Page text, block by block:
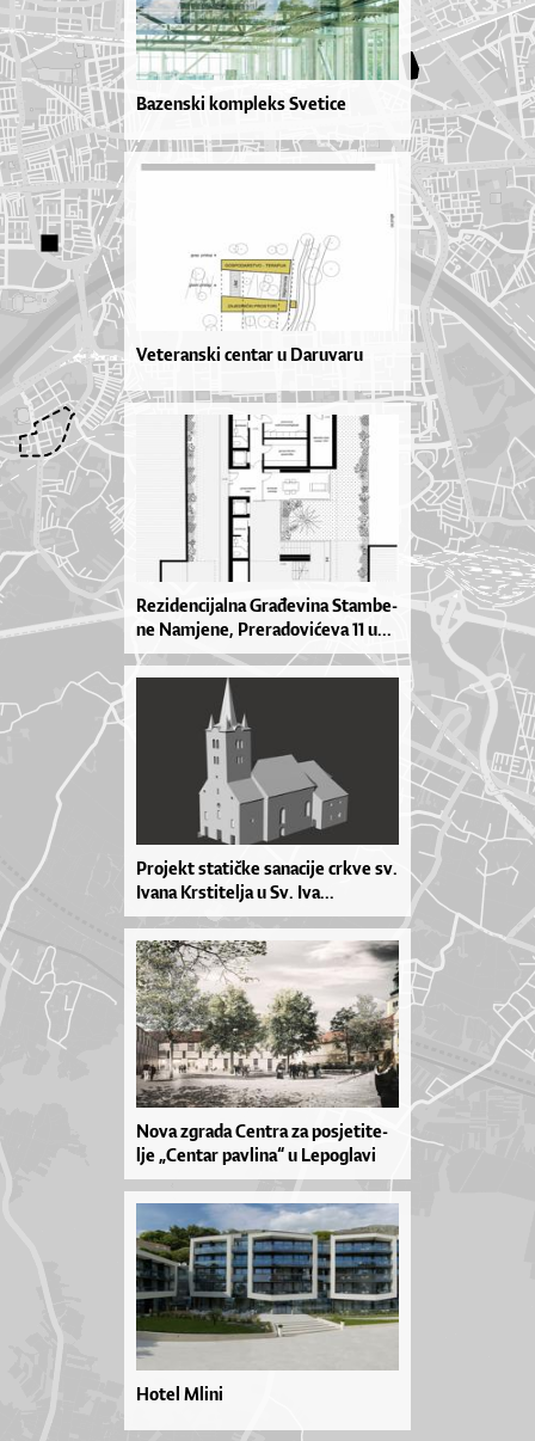
Bazenski kompleks Svetice
Veteranski centar u Daruvaru
Re­zi­den­ci­jal­na Gra­đe­vi­na Stam­be­
ne Na­mje­ne, Pre­ra­do­vi­će­va 11 u...
Pro­je­kt sta­ti­čke sa­na­ci­je cr­kve sv.
Iva­na Kr­sti­tel­ja u Sv. Iva­...
No­va zgra­da Cen­tra za po­sje­ti­te­
lje „Cen­tar pav­li­na“ u Le­po­gla­vi
Hotel Mlini